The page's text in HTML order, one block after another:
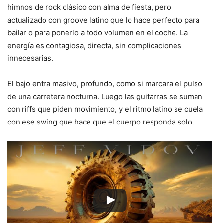
himnos de rock clásico con alma de fiesta, pero
actualizado con groove latino que lo hace perfecto para
bailar o para ponerlo a todo volumen en el coche. La
energía es contagiosa, directa, sin complicaciones
innecesarias.
El bajo entra masivo, profundo, como si marcara el pulso
de una carretera nocturna. Luego las guitarras se suman
con riffs que piden movimiento, y el ritmo latino se cuela
con ese swing que hace que el cuerpo responda solo.